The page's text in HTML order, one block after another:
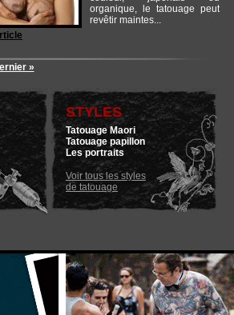
organique, le tatouage peut
revêtir maintes...
»
STYLES
Tatouage Maori
Tatouage papillon
Les portraits
Voir tous les styles
de tatouage